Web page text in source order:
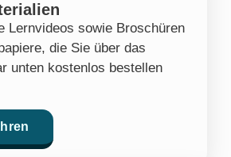
Lernvideos sowie Broschüren
die Sie über das
unten kostenlos bestellen